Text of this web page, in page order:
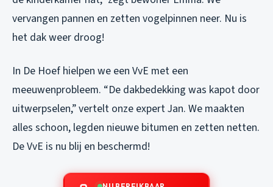
vervangen pannen en zetten vogelpinnen neer. Nu is
het dak weer droog!
In De Hoef hielpen we een VvE met een
meeuwenprobleem. “De dakbedekking was kapot door
uitwerpselen,” vertelt onze expert Jan. We maakten
alles schoon, legden nieuwe bitumen en zetten netten.
De VvE is nu blij en beschermd!